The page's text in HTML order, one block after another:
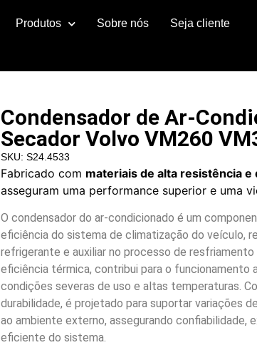
Produtos Sobre nós Seja cliente
Condensador de Ar-
Secador Volvo VM260
SKU: S24.4533
Fabricado com materiais de alta resistência e
asseguram uma performance superior e uma
O condensador do ar-condicionado é um
eficiência do sistema de climatização do veículo,
refrigerante e auxiliar no processo de
eficiência térmica, contribui para o funcionamento
condições severas de uso e altas temperaturas.
durabilidade, é projetado para suportar variações
ao ambiente externo, assegurando
eficiente do sistema.